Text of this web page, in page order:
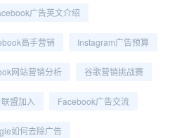
广告英文介绍
高手营销 Instagram广告预算
网站营销分析 谷歌营销挑战赛
盟加入 Facebook广告交流
如何去除广告